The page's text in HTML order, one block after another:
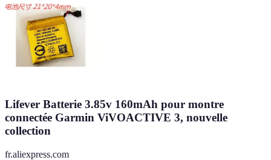
Lifever Batterie 3.85v 160mAh pour montre
connectée Garmin ViVOACTIVE 3, nouvelle
collection
fr.aliexpress.com